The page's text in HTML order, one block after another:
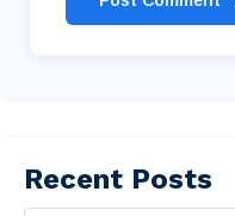
Recent Posts